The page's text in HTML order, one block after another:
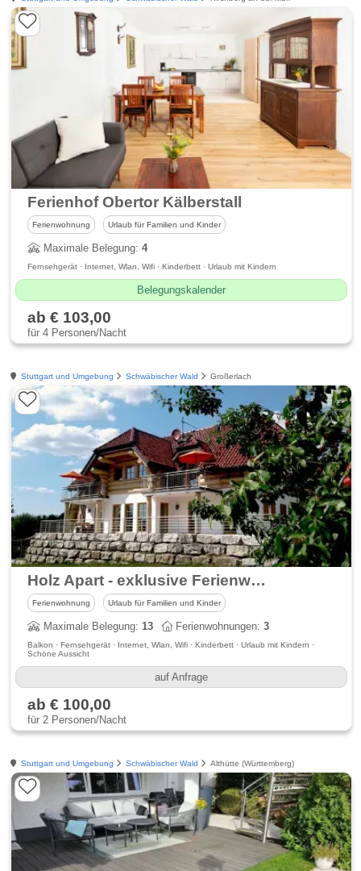
Ferienhof Obertor Kälberstall
Ferienwohnung Urlaub für Familien und Kinder
Maximale Belegung:4
Fernsehgerät · Internet, Wlan, Wifi · Kinderbett · Urlaub mit Kindern
Belegungskalender
ab € 103,00
für 4 Personen/Nacht
Stuttgart und Umgebung Schwäbischer Wald Großerlach
Holz Apart - exklusive Ferienwohnungen
Ferienwohnung Urlaub für Familien und Kinder
Maximale Belegung:13 Ferienwohnungen:3
Balkon · Fernsehgerät · Internet, Wlan, Wifi · Kinderbett · Urlaub mit Kindern ·
Schöne Aussicht
auf Anfrage
ab € 100,00
für 2 Personen/Nacht
Stuttgart und Umgebung Schwäbischer Wald Althütte (Württemberg)